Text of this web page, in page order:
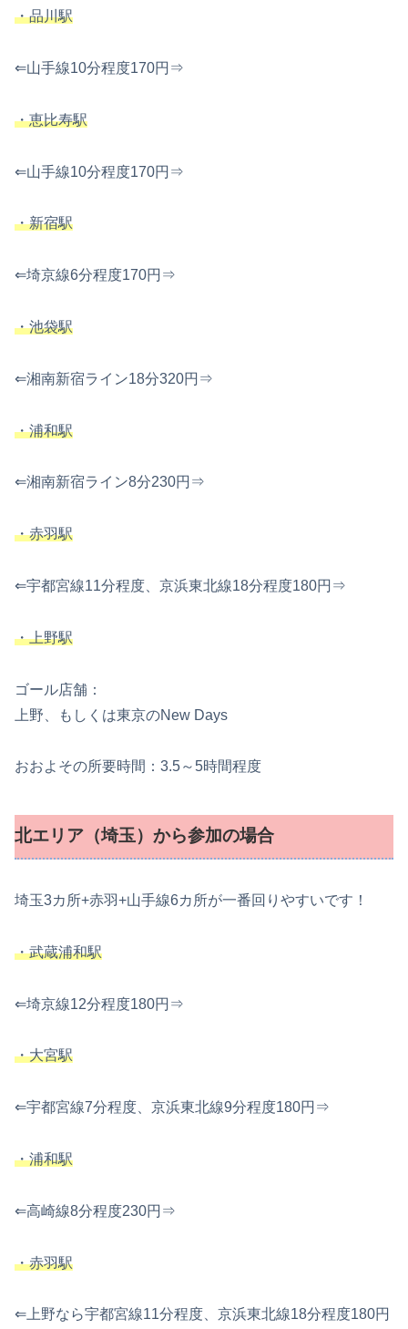
・品川駅
⇐山手線10分程度170円⇒
・恵比寿駅
⇐山手線10分程度170円⇒
・新宿駅
⇐埼京線6分程度170円⇒
・池袋駅
⇐湘南新宿ライン18分320円⇒
・浦和駅
⇐湘南新宿ライン8分230円⇒
・赤羽駅
⇐宇都宮線11分程度、京浜東北線18分程度180円⇒
・上野駅
ゴール店舗：
上野、もしくは東京のNew Days
おおよその所要時間：3.5～5時間程度
北エリア（埼玉）から参加の場合
埼玉3カ所+赤羽+山手線6カ所が一番回りやすいです！
・武蔵浦和駅
⇐埼京線12分程度180円⇒
・大宮駅
⇐宇都宮線7分程度、京浜東北線9分程度180円⇒
・浦和駅
⇐高崎線8分程度230円⇒
・赤羽駅
⇐上野なら宇都宮線11分程度、京浜東北線18分程度180円